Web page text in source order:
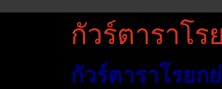
กัวร์ตาราโ
กัวร์ตาราโรยก